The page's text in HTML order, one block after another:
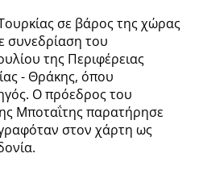
σε βάρος της χώρας
συνεδρίαση του
της Περιφέρειας
- Θράκης, όπου
Ο πρόεδρος του
Μποταΐτης παρατήρησε
στον χάρτη ως